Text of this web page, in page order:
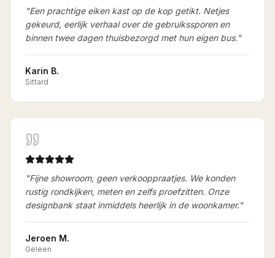
"Een prachtige eiken kast op de kop getikt. Netjes
gekeurd, eerlijk verhaal over de gebruikssporen en
binnen twee dagen thuisbezorgd met hun eigen bus."
Karin B.
Sittard
"Fijne showroom, geen verkooppraatjes. We konden
rustig rondkijken, meten en zelfs proefzitten. Onze
designbank staat inmiddels heerlijk in de woonkamer."
Jeroen M.
Geleen